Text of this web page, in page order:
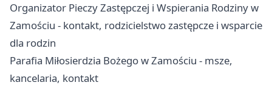
Organizator Pieczy Zastępczej i Wspierania Rodziny w
Zamościu - kontakt, rodzicielstwo zastępcze i wsparcie
dla rodzin
Parafia Miłosierdzia Bożego w Zamościu - msze,
kancelaria, kontakt